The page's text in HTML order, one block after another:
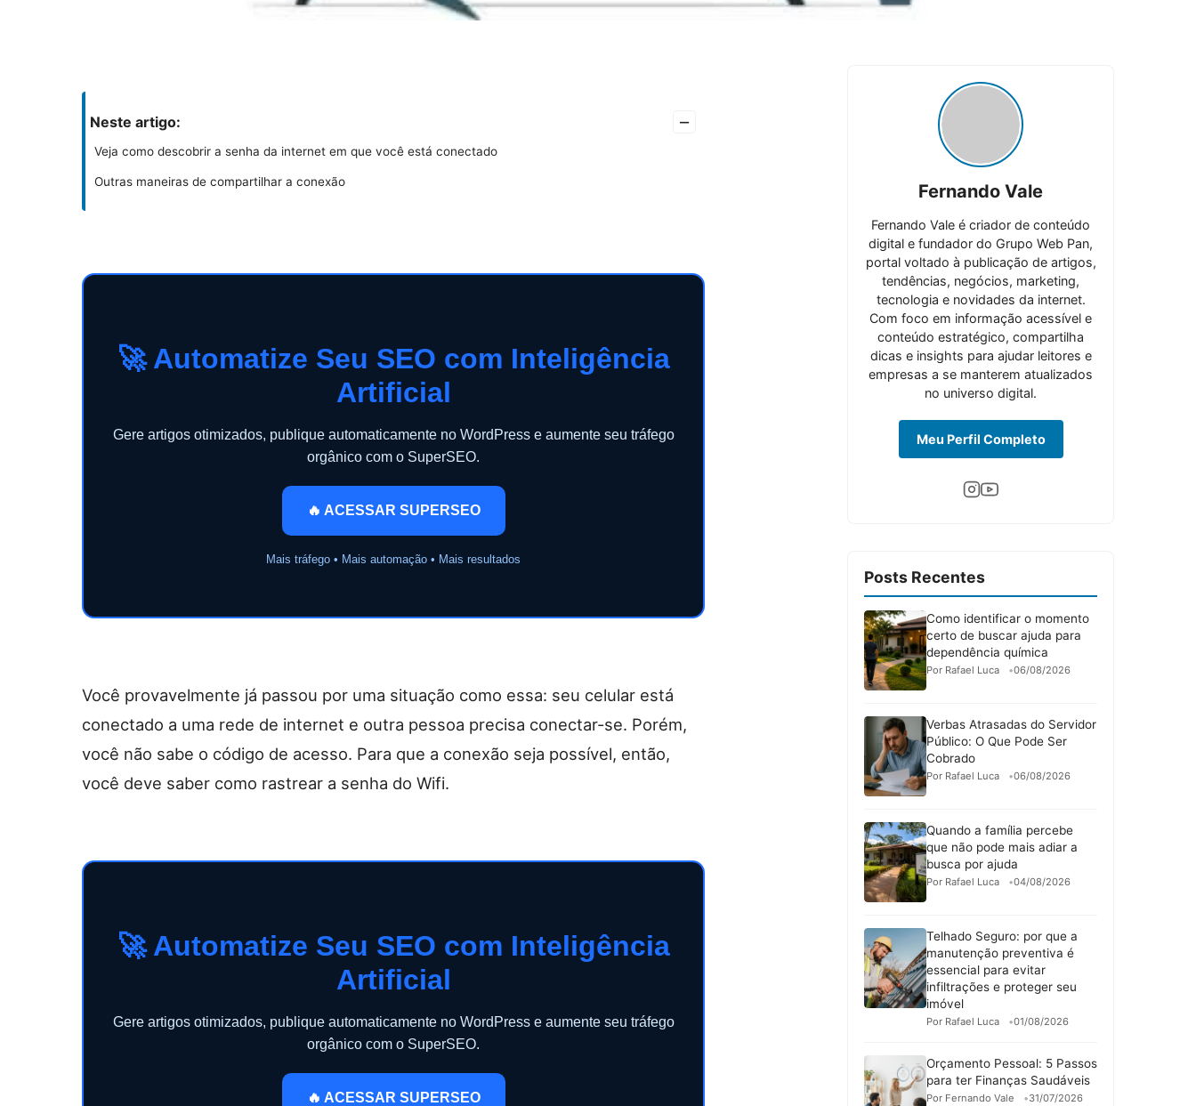
Neste artigo: –
Veja como descobrir a senha da internet em que você está conectado
Outras maneiras de compartilhar a conexão
🚀 Automatize Seu SEO com Inteligência
Artificial
Gere artigos otimizados, publique automaticamente no WordPress e aumente seu tráfego
orgânico com o SuperSEO.
🔥 ACESSAR SUPERSEO
Mais tráfego • Mais automação • Mais resultados
Você provavelmente já passou por uma situação como essa: seu celular está
conectado a uma rede de internet e outra pessoa precisa conectar-se. Porém,
você não sabe o código de acesso. Para que a conexão seja possível, então,
você deve saber como rastrear a senha do Wifi.
🚀 Automatize Seu SEO com Inteligência
Artificial
Gere artigos otimizados, publique automaticamente no WordPress e aumente seu tráfego
orgânico com o SuperSEO.
🔥 ACESSAR SUPERSEO
Fernando Vale
Fernando Vale é criador de conteúdo
digital e fundador do Grupo Web Pan,
portal voltado à publicação de artigos,
tendências, negócios, marketing,
tecnologia e novidades da internet.
Com foco em informação acessível e
conteúdo estratégico, compartilha
dicas e insights para ajudar leitores e
empresas a se manterem atualizados
no universo digital.
Meu Perfil Completo
Posts Recentes
Como identificar o momento
certo de buscar ajuda para
dependência química
Por Rafael Luca 06/08/2026
Verbas Atrasadas do Servidor
Público: O Que Pode Ser
Cobrado
Por Rafael Luca 06/08/2026
Quando a família percebe
que não pode mais adiar a
busca por ajuda
Por Rafael Luca 04/08/2026
Telhado Seguro: por que a
manutenção preventiva é
essencial para evitar
infiltrações e proteger seu
imóvel
Por Rafael Luca 01/08/2026
Orçamento Pessoal: 5 Passos
para ter Finanças Saudáveis
Por Fernando Vale 31/07/2026